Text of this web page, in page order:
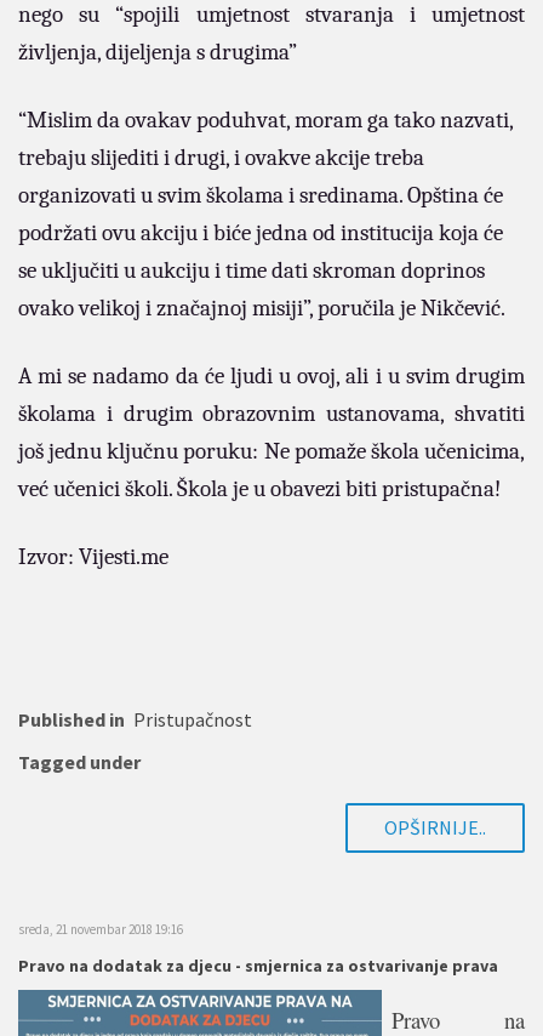
nego su “spojili umjetnost stvaranja i umjetnost
življenja, dijeljenja s drugima”
“Mislim da ovakav poduhvat, moram ga tako nazvati,
trebaju slijediti i drugi, i ovakve akcije treba
organizovati u svim školama i sredinama. Opština će
podržati ovu akciju i biće jedna od institucija koja će
se uključiti u aukciju i time dati skroman doprinos
ovako velikoj i značajnoj misiji”, poručila je Nikčević.
A mi se nadamo da će ljudi u ovoj, ali i u svim drugim
školama i drugim obrazovnim ustanovama, shvatiti
još jednu ključnu poruku: Ne pomaže škola učenicima,
već učenici školi. Škola je u obavezi biti pristupačna!
Izvor: Vijesti.me
Published in Pristupačnost
Tagged under
OPŠIRNIJE..
sreda, 21 novembar 2018 19:16
Pravo na dodatak za djecu - smjernica za ostvarivanje prava
Pravo na